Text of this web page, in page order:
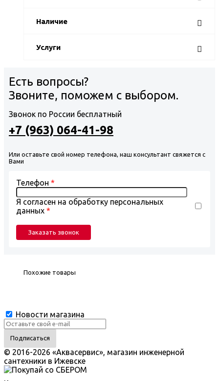
Наличие
Услуги
Есть вопросы?
Звоните, поможем с выбором.
Звонок по России бесплатный
+7 (963) 064-41-98
Или оставьте свой номер телефона, наш консультант свяжется с
Вами
Я согласен на обработку персональных
данных *
Телефон *
Похожие товары
Новости магазина
© 2016-2026 «Аквасервис», магазин инженерной
сантехники в Ижевске